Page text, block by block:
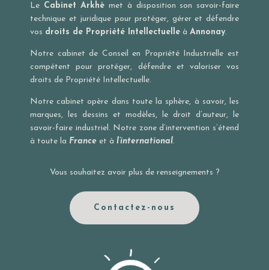
Le Cabinet Arkhè met à disposition son savoir-faire
technique et juridique pour protéger, gérer et défendre
vos droits de Propriété Intellectuelle à Annonay.
Notre cabinet de Conseil en Propriété Industrielle est
compétent pour protéger, défendre et valoriser vos
droits de Propriété Intellectuelle.
Notre cabinet opère dans toute la sphère, à savoir, les
marques, les dessins et modèles, le droit d’auteur, le
savoir-faire industriel. Notre zone d’intervention s’étend
à toute la France et à l’international.
Vous souhaitez avoir plus de renseignements ?
Contactez-nous